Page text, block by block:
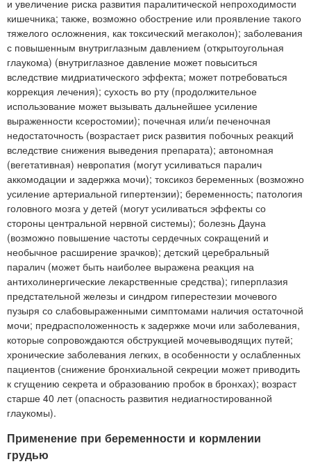
и увеличение риска развития паралитической непроходимости
кишечника; также, возможно обострение или проявление такого
тяжелого осложнения, как токсический мегаколон); заболевания
с повышенным внутриглазным давлением (открытоугольная
глаукома) (внутриглазное давление может повыситься
вследствие мидриатического эффекта; может потребоваться
коррекция лечения); сухость во рту (продолжительное
использование может вызывать дальнейшее усиление
выраженности ксеростомии); почечная или/и печеночная
недостаточность (возрастает риск развития побочных реакций
вследствие снижения выведения препарата); автономная
(вегетативная) невропатия (могут усиливаться паралич
аккомодации и задержка мочи); токсикоз беременных (возможно
усиление артериальной гипертензии); беременность; патология
головного мозга у детей (могут усиливаться эффекты со
стороны центральной нервной системы); болезнь Дауна
(возможно повышение частоты сердечных сокращений и
необычное расширение зрачков); детский церебральный
паралич (может быть наиболее выражена реакция на
антихолинергические лекарственные средства); гиперплазия
предстательной железы и синдром гиперестезии мочевого
пузыря со слабовыраженными симптомами наличия остаточной
мочи; предрасположенность к задержке мочи или заболевания,
которые сопровождаются обструкцией мочевыводящих путей;
хронические заболевания легких, в особенности у ослабленных
пациентов (снижение бронхиальной секреции может приводить
к сгущению секрета и образованию пробок в бронхах); возраст
старше 40 лет (опасность развития недиагностированной
глаукомы).
Применение при беременности и кормлении
грудью